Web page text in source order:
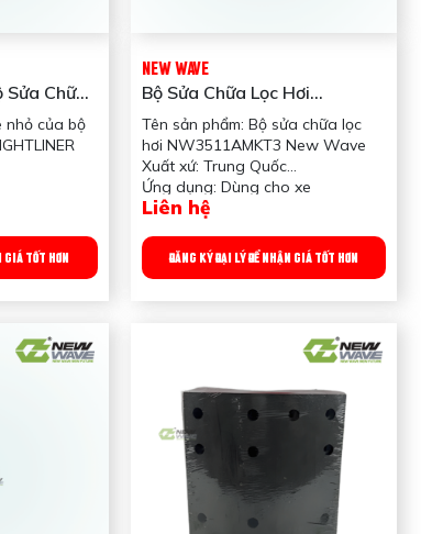
Sửa Chữa
nhỏ của bộ
đầu kéo
GIÁ TỐT HƠN
NEW WAVE
Bộ Sửa Chữa Lọc Hơi
NW3511AMKT3 New Wave
Tên sản phẩm: Bộ sửa chữa lọc
hơi NW3511AMKT3 New Wave
Xuất xứ: Trung Quốc
Ứng dụng: Dùng cho xe
Freightliner
lọc hơi
Trọng lượng: 100gram
Liên hệ
ĐĂNG KÝ ĐẠI LÝ ĐỂ NHẬN GIÁ TỐT HƠN